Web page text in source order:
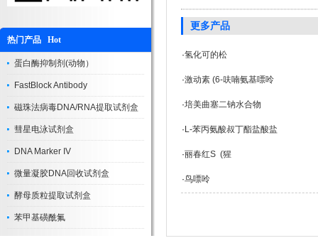
热门产品 Hot
蛋白酶抑制剂(动物）
FastBlock Antibody
磁珠法病毒DNA/RNA提取试剂盒
彗星电泳试剂盒
DNA Marker IV
微量凝胶DNA回收试剂盒
酵母质粒提取试剂盒
苯甲基磺酰氟
更多产品
·氢化可的松
·激动素 (6-呋喃氨基嘌呤
·培美曲塞二钠水合物
· L-苯丙氨酸叔丁酯盐酸盐
·丽春红S (猩
·鸟嘌呤